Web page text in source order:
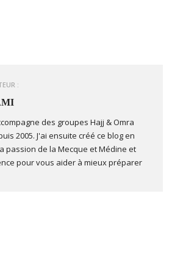
:
des groupes Hajj & Omra
2005. J'ai ensuite créé ce blog en
passion de la Mecque et Médine et
pour vous aider à mieux préparer